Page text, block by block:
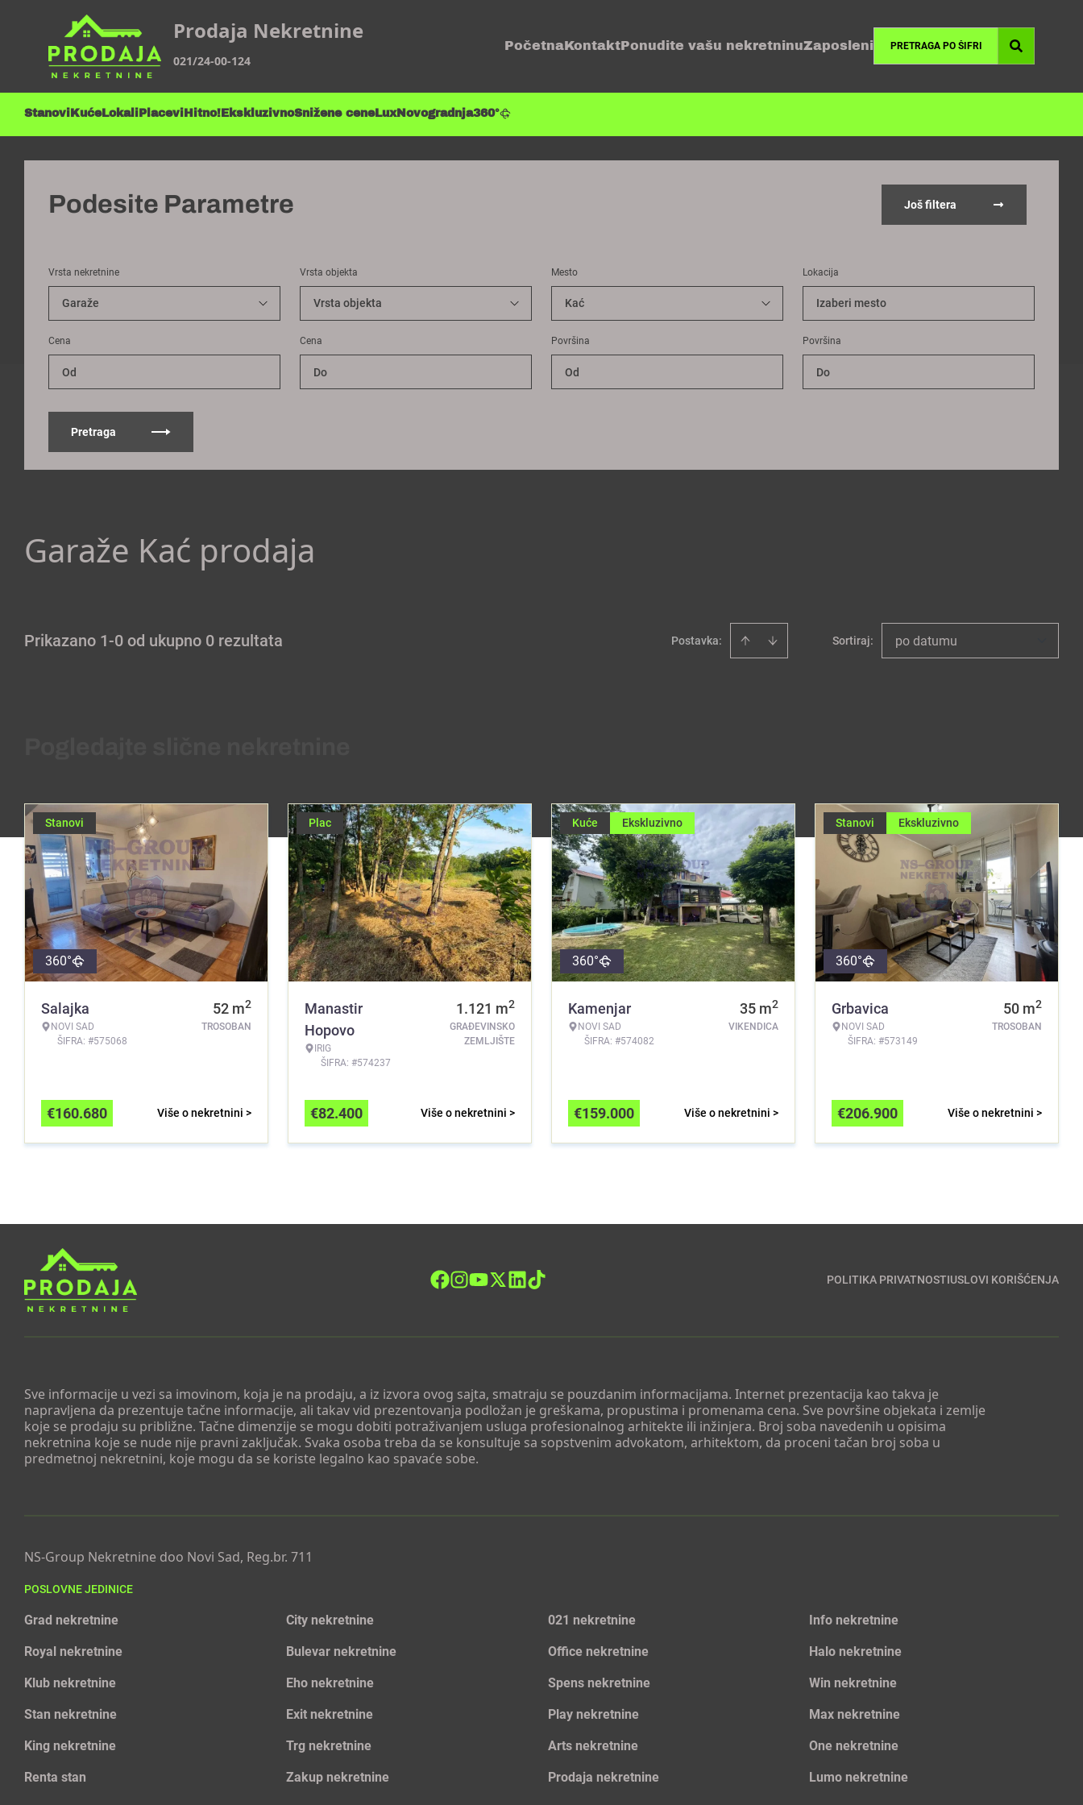
Prodaja Nekretnine
021/24-00-124
Početna Kontakt Ponudite vašu nekretninuZaposleni
Stanovi KućeLokali Placevi Hitno! EkskluzivnoSnižene ceneLuxNovogradnja360°
Podesite Parametre Još filtera
Vrsta nekretnine Vrsta objekta Mesto Lokacija
Izaberi mesto
Cena Cena Površina Površina
Pretraga
Garaže Kać prodaja
Prikazano 1-0 od ukupno 0 rezultata Postavka: Sortiraj: po datumu
Stanovi
360°
Salajka
NOVI SAD
ŠIFRA: #575068
52 m2
TROSOBAN
Više o nekretnini >
€160.680
Plac
Manastir
Hopovo
IRIG
ŠIFRA: #574237
1.121 m2
GRAĐEVINSKO
ZEMLJIŠTE
Više o nekretnini >
€82.400
Kuće Ekskluzivno
360°
Kamenjar
NOVI SAD
ŠIFRA: #574082
35 m2
VIKENDICA
Više o nekretnini >
€159.000
Stanovi Ekskluzivno
360°
Grbavica
NOVI SAD
ŠIFRA: #573149
50 m2
TROSOBAN
Više o nekretnini >
€206.900
POLITIKA PRIVATNOSTIUSLOVI KORIŠĆENJA
Sve informacije u vezi sa imovinom, koja je na prodaju, a iz izvora ovog sajta, smatraju se pouzdanim informacijama. Internet prezentacija kao takva je
napravljena da prezentuje tačne informacije, ali takav vid prezentovanja podložan je greškama, propustima i promenama cena. Sve površine objekata i zemlje
koje se prodaju su približne. Tačne dimenzije se mogu dobiti potraživanjem usluga profesionalnog arhitekte ili inžinjera. Broj soba navedenih u opisima
nekretnina koje se nude nije pravni zaključak. Svaka osoba treba da se konsultuje sa sopstvenim advokatom, arhitektom, da proceni tačan broj soba u
predmetnoj nekretnini, koje mogu da se koriste legalno kao spavaće sobe.
NS-Group Nekretnine doo Novi Sad, Reg.br. 711
POSLOVNE JEDINICE
Grad nekretnine City nekretnine 021 nekretnine Info nekretnine
Royal nekretnine Bulevar nekretnine Office nekretnine Halo nekretnine
Klub nekretnine Eho nekretnine Spens nekretnine Win nekretnine
Stan nekretnine Exit nekretnine Play nekretnine Max nekretnine
King nekretnine Trg nekretnine Arts nekretnine One nekretnine
Renta stan Zakup nekretnine Prodaja nekretnine Lumo nekretnine